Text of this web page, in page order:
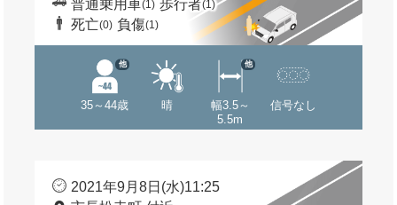
普通乗用車(1) 歩行者(1)
死亡(0) 負傷(1)
35～44歳
他
晴
幅3.5～
5.5m
他
信号なし
2021年9月8日(水)11:25